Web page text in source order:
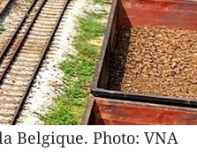
Belgique. Photo: VNA